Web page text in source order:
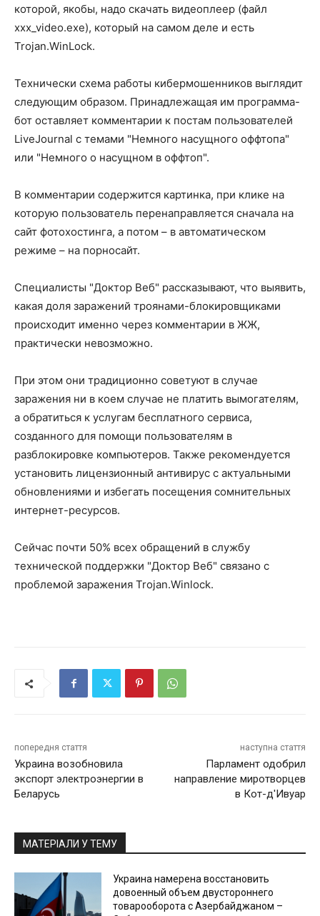
которой, якобы, надо скачать видеоплеер (файл
xxx_video.exe), который на самом деле и есть
Trojan.WinLock.
Технически схема работы кибермошенников выглядит
следующим образом. Принадлежащая им программа-
бот оставляет комментарии к постам пользователей
LiveJournal с темами "Немного насущного оффтопа"
или "Немного о насущном в оффтоп".
В комментарии содержится картинка, при клике на
которую пользователь перенаправляется сначала на
сайт фотохостинга, а потом – в автоматическом
режиме – на порносайт.
Специалисты "Доктор Веб" рассказывают, что выявить,
какая доля заражений троянами-блокировщиками
происходит именно через комментарии в ЖЖ,
практически невозможно.
При этом они традиционно советуют в случае
заражения ни в коем случае не платить вымогателям,
а обратиться к услугам бесплатного сервиса,
созданного для помощи пользователям в
разблокировке компьютеров. Также рекомендуется
установить лицензионный антивирус с актуальными
обновлениями и избегать посещения сомнительных
интернет-ресурсов.
Сейчас почти 50% всех обращений в службу
технической поддержки "Доктор Веб" связано с
проблемой заражения Trojan.Winlock.
попередня стаття
Украина возобновила
экспорт электроэнергии в
Беларусь
наступна стаття
Парламент одобрил
направление миротворцев
в Кот-д'Ивуар
МАТЕРІАЛИ У ТЕМУ
Украина намерена восстановить
довоенный объем двустороннего
товарооборота с Азербайджаном –